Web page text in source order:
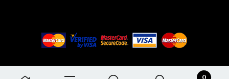
0